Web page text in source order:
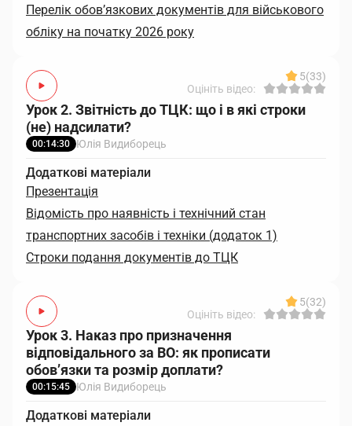
Перелік обов’язкових документів для військового
обліку на початку 2026 року
5(33)
Оцініть відео:
Урок 2. Звітність до ТЦК: що і в які строки
(не) надсилати?
00:14:30 Юлія Видиборець
Додаткові матеріали
Презентація
Відомість про наявність і технічний стан
транспортних засобів і техніки (додаток 1)
Строки подання документів до ТЦК
5(32)
Оцініть відео:
Урок 3. Наказ про призначення
відповідального за ВО: як прописати
обов’язки та розмір доплати?
00:15:45 Юлія Видиборець
Додаткові матеріали